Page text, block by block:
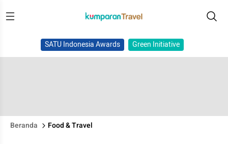
SATU Indonesia Awards Green Initiative
Beranda Food & Travel